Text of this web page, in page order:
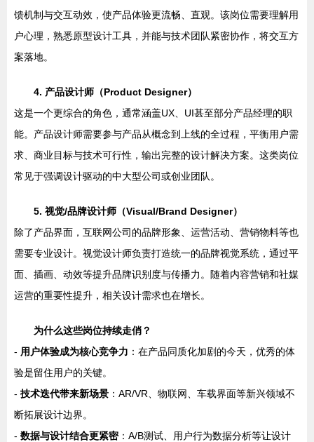
馈机制与交互动效，使产品体验更流畅、直观。该岗位需要理解用
户心理，熟悉原型设计工具，并能与技术团队紧密协作，将交互方
案落地。
4. 产品设计师（Product Designer）
这是一个更综合的角色，通常涵盖UX、UI甚至部分产品经理的职
能。产品设计师需要参与产品从概念到上线的全过程，平衡用户需
求、商业目标与技术可行性，输出完整的设计解决方案。这类岗位
常见于强调设计驱动的中大型公司或创业团队。
5. 视觉/品牌设计师（Visual/Brand Designer）
除了产品界面，互联网公司的品牌形象、运营活动、营销物料等也
需要专业设计。视觉设计师负责打造统一的品牌视觉系统，通过平
面、插画、动效等提升品牌识别度与传播力。随着内容营销和社媒
运营的重要性提升，相关设计需求也在增长。
为什么这些岗位持续走俏？
- 用户体验成为核心竞争力 ：在产品同质化加剧的今天，优秀的体
验是留住用户的关键。
- 技术迭代带来新场景 ：AR/VR、物联网、车载界面等新兴领域不
断拓展设计边界。
- 数据与设计结合更紧密：A/B测试、用户行为数据分析等让设计